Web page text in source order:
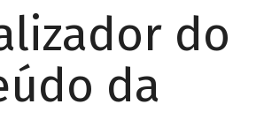
do
da